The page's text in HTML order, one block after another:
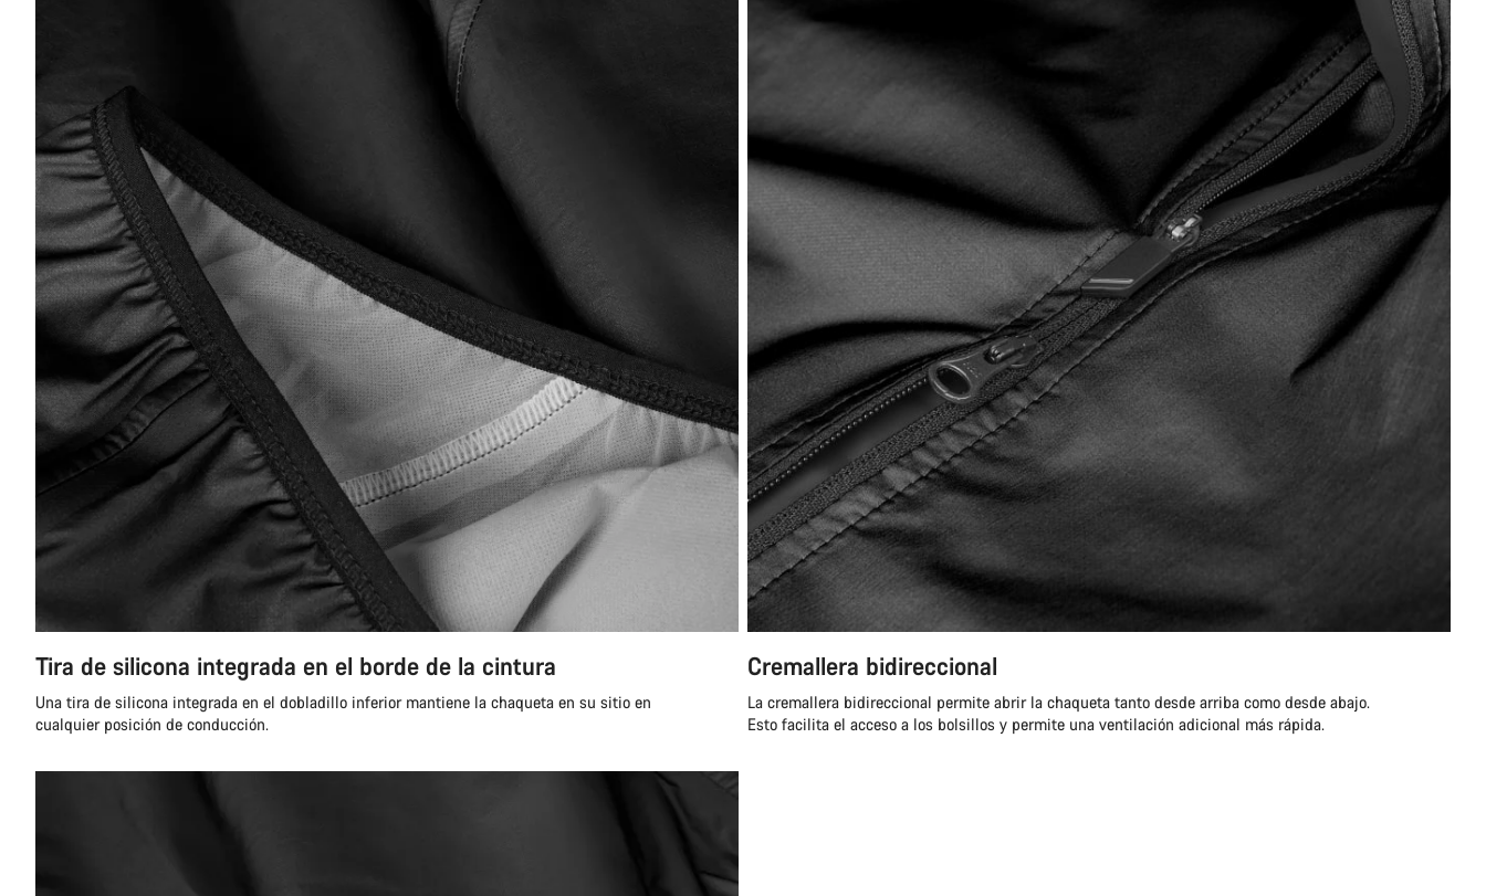
Tira de silicona integrada en el borde de la cintura
Una tira de silicona integrada en el dobladillo inferior mantiene la chaqueta en su sitio en
cualquier posición de conducción.
Cremallera bidireccional
La cremallera bidireccional permite abrir la chaqueta tanto desde arriba como desde abajo.
Esto facilita el acceso a los bolsillos y permite una ventilación adicional más rápida.